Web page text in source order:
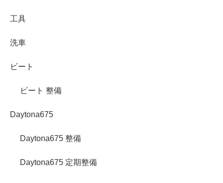
工具
洗車
ビート
ビート 整備
Daytona675
Daytona675 整備
Daytona675 定期整備